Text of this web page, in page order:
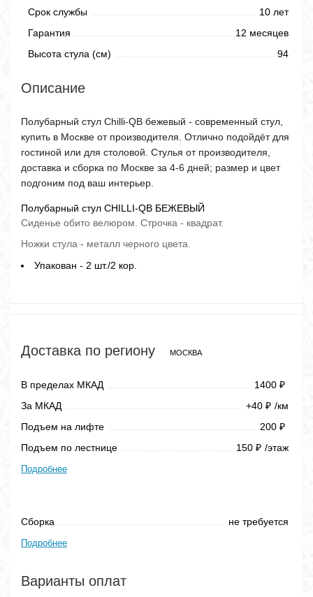
Срок службы
10 лет
Гарантия
12 месяцев
Высота стула (см)
94
Описание
Полубарный стул Chilli-QB бежевый - современный стул,
купить в Москве от производителя. Отлично подойдёт для
гостиной или для столовой. Стулья от производителя,
доставка и сборка по Москве за 4-6 дней; размер и цвет
подгоним под ваш интерьер.
Полубарный стул CHILLI-QB БЕЖЕВЫЙ
Сиденье обито велюром. Строчка - квадрат.
Ножки стула - металл черного цвета.
Упакован - 2 шт./2 кор.
Доставка по региону МОСКВА
В пределах МКАД 1400 ₽
За МКАД +40 ₽ /км
Подъем на лифте
200 ₽
Подъем по лестнице 150 ₽ /этаж
Подробнее
Сборка не требуется
Подробнее
Варианты оплат